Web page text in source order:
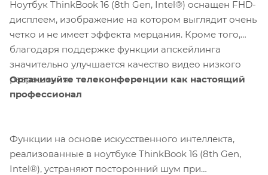
Ноутбук ThinkBook 16 (8th Gen, Intel®) оснащен FHD-
дисплеем, изображение на котором выглядит очень
четко и не имеет эффекта мерцания. Кроме того,
благодаря поддержке функции апскейлинга
значительно улучшается качество видео низкого
разрешения.
Организуйте телеконференции как настоящий
профессионал
Функции на основе искусственного интеллекта,
реализованные в ноутбуке ThinkBook 16 (8th Gen,
Intel®), устраняют посторонний шум при